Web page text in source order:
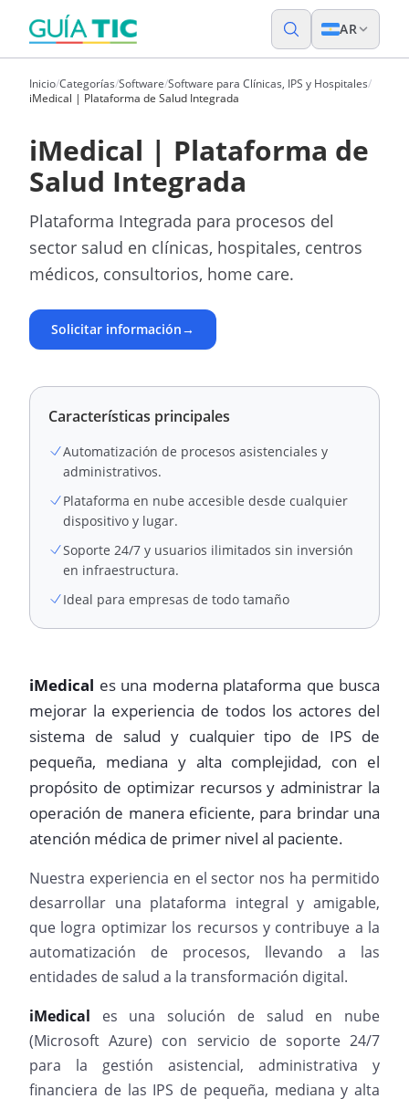
AR
Inicio/Categorías/Software/Software para Clínicas, IPS y Hospitales/
iMedical | Plataforma de Salud Integrada
iMedical | Plataforma de
Salud Integrada
Plataforma Integrada para procesos del
sector salud en clínicas, hospitales, centros
médicos, consultorios, home care.
Solicitar información→
Características principales
Automatización de procesos asistenciales y
administrativos.
Plataforma en nube accesible desde cualquier
dispositivo y lugar.
Soporte 24/7 y usuarios ilimitados sin inversión
en infraestructura.
Ideal para empresas de todo tamaño
iMedical es una moderna plataforma que busca
mejorar la experiencia de todos los actores del
sistema de salud y cualquier tipo de IPS de
pequeña, mediana y alta complejidad, con el
propósito de optimizar recursos y administrar la
operación de manera eficiente, para brindar una
atención médica de primer nivel al paciente.
Nuestra experiencia en el sector nos ha permitido
desarrollar una plataforma integral y amigable,
que logra optimizar los recursos y contribuye a la
automatización de procesos, llevando a las
entidades de salud a la transformación digital.
iMedical es una solución de salud en nube
(Microsoft Azure) con servicio de soporte 24/7
para la gestión asistencial, administrativa y
financiera de las IPS de pequeña, mediana y alta